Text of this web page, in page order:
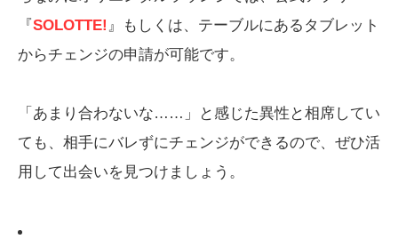
『SOLOTTE! 』もしくは、テーブルにあるタブレット
からチェンジの申請が可能です。
「あまり合わないな……」と感じた異性と相席してい
ても、相手にバレずにチェンジができるので、ぜひ活
用して出会いを見つけましょう。